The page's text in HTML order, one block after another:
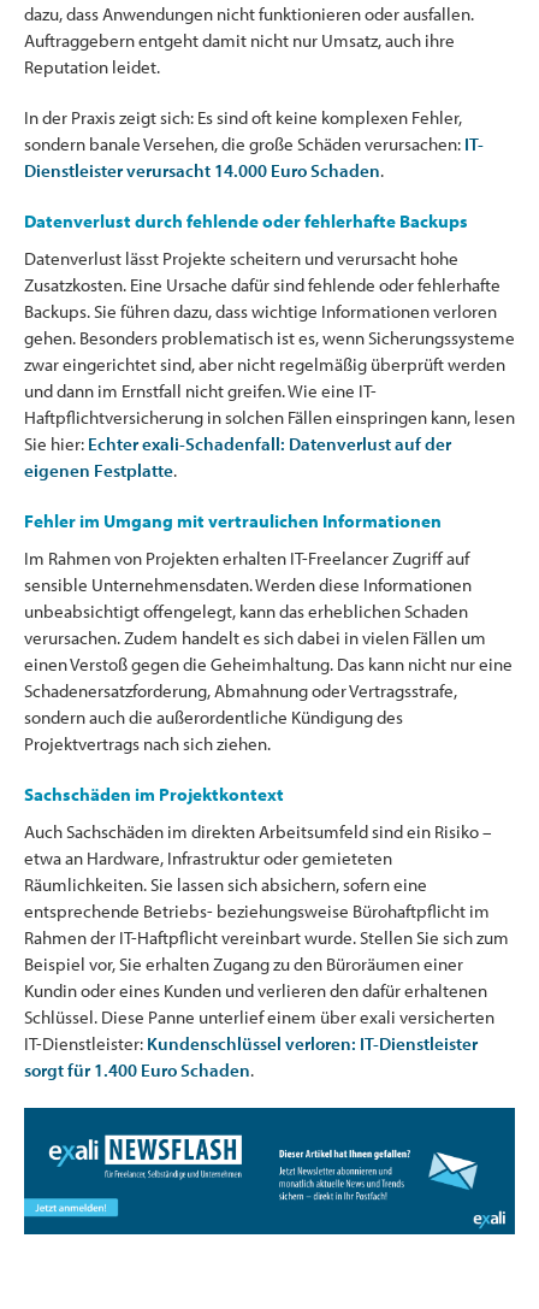
dazu, dass Anwendungen nicht funktionieren oder ausfallen.
Auftraggebern entgeht damit nicht nur Umsatz, auch ihre
Reputation leidet.
In der Praxis zeigt sich: Es sind oft keine komplexen Fehler,
sondern banale Versehen, die große Schäden verursachen: IT-
Dienstleister verursacht 14.000 Euro Schaden.
Datenverlust durch fehlende oder fehlerhafte Backups
Datenverlust lässt Projekte scheitern und verursacht hohe
Zusatzkosten. Eine Ursache dafür sind fehlende oder fehlerhafte
Backups. Sie führen dazu, dass wichtige Informationen verloren
gehen. Besonders problematisch ist es, wenn Sicherungssysteme
zwar eingerichtet sind, aber nicht regelmäßig überprüft werden
und dann im Ernstfall nicht greifen. Wie eine IT-
Haftpflichtversicherung in solchen Fällen einspringen kann, lesen
Sie hier: Echter exali-Schadenfall: Datenverlust auf der
eigenen Festplatte.
Fehler im Umgang mit vertraulichen Informationen
Im Rahmen von Projekten erhalten IT-Freelancer Zugriff auf
sensible Unternehmensdaten. Werden diese Informationen
unbeabsichtigt offengelegt, kann das erheblichen Schaden
verursachen. Zudem handelt es sich dabei in vielen Fällen um
einen Verstoß gegen die Geheimhaltung. Das kann nicht nur eine
Schadenersatzforderung, Abmahnung oder Vertragsstrafe,
sondern auch die außerordentliche Kündigung des
Projektvertrags nach sich ziehen.
Sachschäden im Projektkontext
Auch Sachschäden im direkten Arbeitsumfeld sind ein Risiko –
etwa an Hardware, Infrastruktur oder gemieteten
Räumlichkeiten. Sie lassen sich absichern, sofern eine
entsprechende Betriebs- beziehungsweise Bürohaftpflicht im
Rahmen der IT-Haftpflicht vereinbart wurde. Stellen Sie sich zum
Beispiel vor, Sie erhalten Zugang zu den Büroräumen einer
Kundin oder eines Kunden und verlieren den dafür erhaltenen
Schlüssel. Diese Panne unterlief einem über exali versicherten
IT-Dienstleister: Kundenschlüssel verloren: IT-Dienstleister
sorgt für 1.400 Euro Schaden.